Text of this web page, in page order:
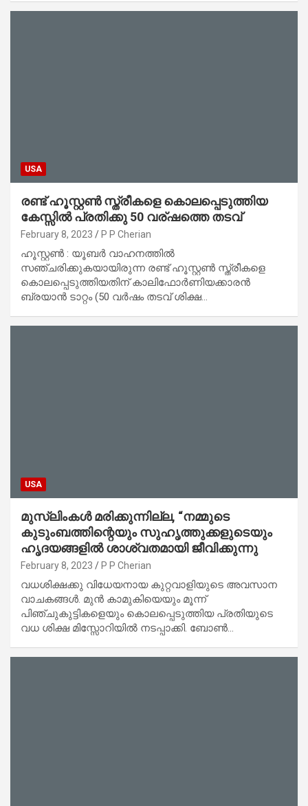
USA
രണ്ട് ഹൂസ്റ്റൺ സ്ത്രീകളെ കൊലപ്പെടുത്തിയ
കേസ്സിൽ പ്രതിക്കു 50 വര്ഷത്തെ തടവ്
February 8, 2023 P P Cherian
ഹൂസ്റ്റൺ : യൂബർ വാഹനത്തിൽ
സഞ്ചരിക്കുകയായിരുന്ന രണ്ട് ഹൂസ്റ്റൺ സ്ത്രീകളെ
കൊലപ്പെടുത്തിയതിന് കാലിഫോർണിയക്കാരൻ
ബ്രയാൻ ടാറ്റം (50 വർഷം തടവ് ശിക്ഷ…
USA
മുസ്‌ലിംകൾ മരിക്കുന്നില്ല, “നമ്മുടെ
കുടുംബത്തിന്റെയും സുഹൃത്തുക്കളുടെയും
ഹൃദയങ്ങളിൽ ശാശ്വതമായി ജീവിക്കുന്നു
February 8, 2023 P P Cherian
വധശിക്ഷക്കു വിധേയനായ കുറ്റവാളിയുടെ അവസാന
വാചകങ്ങൾ. മുൻ കാമുകിയെയും മൂന്ന്
പിഞ്ചുകുട്ടികളെയും കൊലപ്പെടുത്തിയ പ്രതിയുടെ
വധ ശിക്ഷ മിസ്സോറിയിൽ നടപ്പാക്കി. ബോൺ…